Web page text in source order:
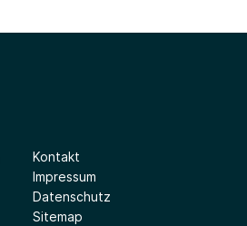
Kontakt
Impressum
Datenschutz
Sitemap